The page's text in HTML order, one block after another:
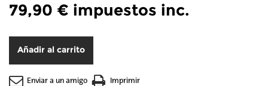
79,90 € impuestos inc.
Añadir al carrito
Enviar a un amigo Imprimir